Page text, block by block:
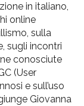
in italiano,
online
sulla
sugli incontri
conosciute
(User
e sull’uso
Giovanna